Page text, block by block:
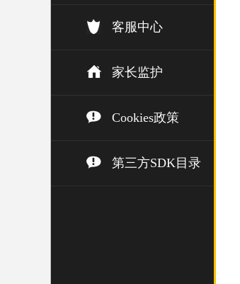
客服中心
家长监护
Cookies政策
第三方SDK目录